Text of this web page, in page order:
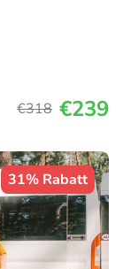
€318 €239
31% Rabatt